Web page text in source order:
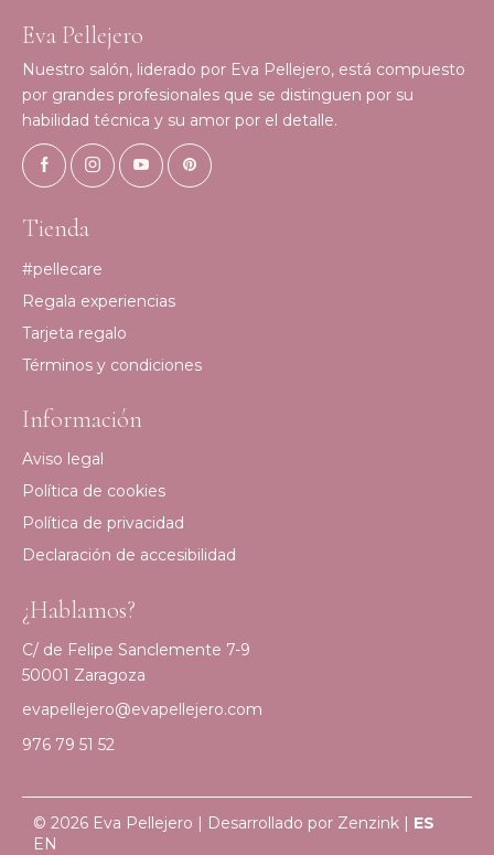
Eva Pellejero
Nuestro salón, liderado por Eva Pellejero, está compuesto
por grandes profesionales que se distinguen por su
habilidad técnica y su amor por el detalle.
Tienda
#pellecare
Regala experiencias
Tarjeta regalo
Términos y condiciones
Información
Aviso legal
Política de cookies
Política de privacidad
Declaración de accesibilidad
¿Hablamos?
C/ de Felipe Sanclemente 7-9
50001 Zaragoza
evapellejero@evapellejero.com
976 79 51 52
© 2026 Eva Pellejero | Desarrollado por Zenzink | ES
EN